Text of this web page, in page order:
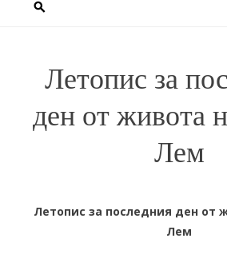
Летопис за
ден от живота
Лем
Летопис за последния ден от
Лем